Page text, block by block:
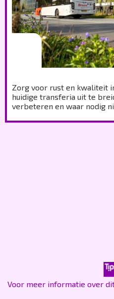
Zorg voor rust en kwaliteit
huidige transferia uit te
verbeteren en waar nodig
Voor meer informatie over